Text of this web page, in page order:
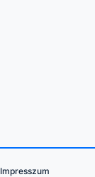
Impresszum